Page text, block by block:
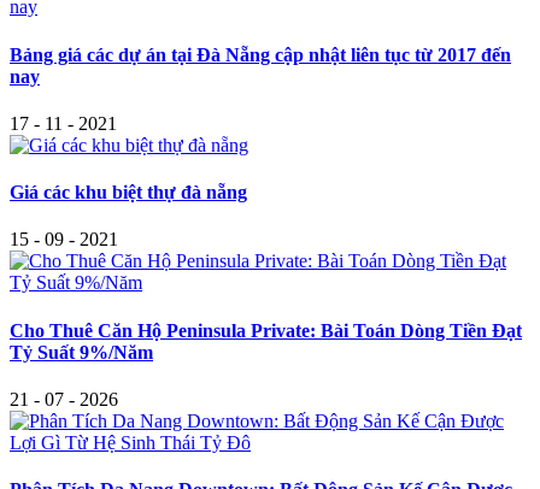
Bảng giá các dự án tại Đà Nẵng cập nhật liên tục từ 2017 đến
nay
17 - 11 - 2021
Giá các khu biệt thự đà nẵng
15 - 09 - 2021
Cho Thuê Căn Hộ Peninsula Private: Bài Toán Dòng Tiền Đạt
Tỷ Suất 9%/Năm
21 - 07 - 2026